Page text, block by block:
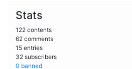
Stats
122 contents
62 comments
15 entries
32 subscribers
0 banned